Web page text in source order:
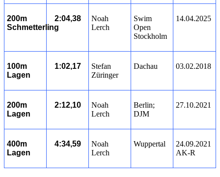
200m
Schmetterling
2:04,38
Noah
Lerch
Swim
Open
Stockholm
14.04.2025
100m
Lagen
1:02,17
Stefan
Züringer
Dachau 03.02.2018
200m
Lagen
2:12,10
Noah
Lerch
Berlin;
DJM
27.10.2021
400m
Lagen
4:34,59
Noah
Lerch
Wuppertal
24.09.2021
AK-R